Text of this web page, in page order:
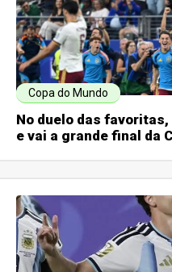
Copa do Mundo
No duelo das
e vai a grande final da